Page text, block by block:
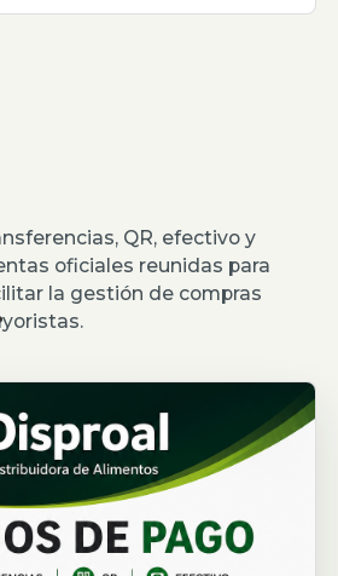
QR, efectivo y
oficiales reunidas para
la gestión de compras